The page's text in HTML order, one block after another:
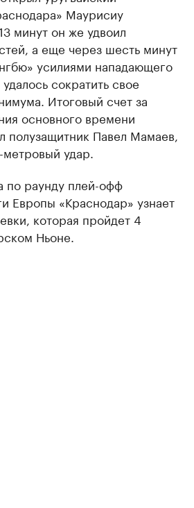
Маурисиу
минут он же удвоил
а еще через шесть минут
усилиями нападающего
сократить свое
Итоговый счет за
основного времени
полузащитник Павел Мамаев,
удар.
по раунду плей-офф
Европы «Краснодар» узнает
которая пройдет 4
Ньоне.